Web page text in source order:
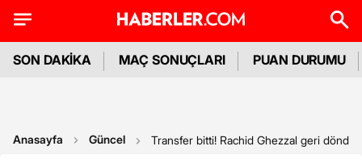
SON DAKİKA MAÇ SONUÇLARI PUAN DURUMU
Anasayfa Güncel Transfer bitti! Rachid Ghezzal geri döndü